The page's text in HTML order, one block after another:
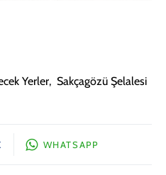
Yerler, Sakçagözü Şelalesi
WHATSAPP